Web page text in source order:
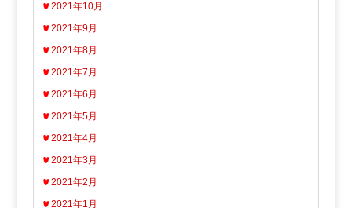
2021年10月
2021年9月
2021年8月
2021年7月
2021年6月
2021年5月
2021年4月
2021年3月
2021年2月
2021年1月